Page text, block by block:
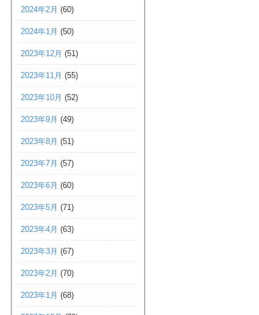
2024年2月 (60)
2024年1月 (50)
2023年12月 (51)
2023年11月 (55)
2023年10月 (52)
2023年9月 (49)
2023年8月 (51)
2023年7月 (57)
2023年6月 (60)
2023年5月 (71)
2023年4月 (63)
2023年3月 (67)
2023年2月 (70)
2023年1月 (68)